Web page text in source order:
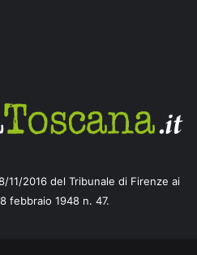
11/2016 del Tribunale di Firenze ai
febbraio 1948 n. 47.